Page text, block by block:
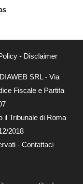
- Disclaimer
SRL - Via
Fiscale e Partita
il Tribunale di Roma
2018
- Contattaci